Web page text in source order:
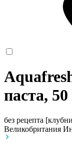
паста,
без рецепта
Великобритания